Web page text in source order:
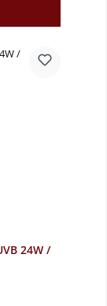
24W /